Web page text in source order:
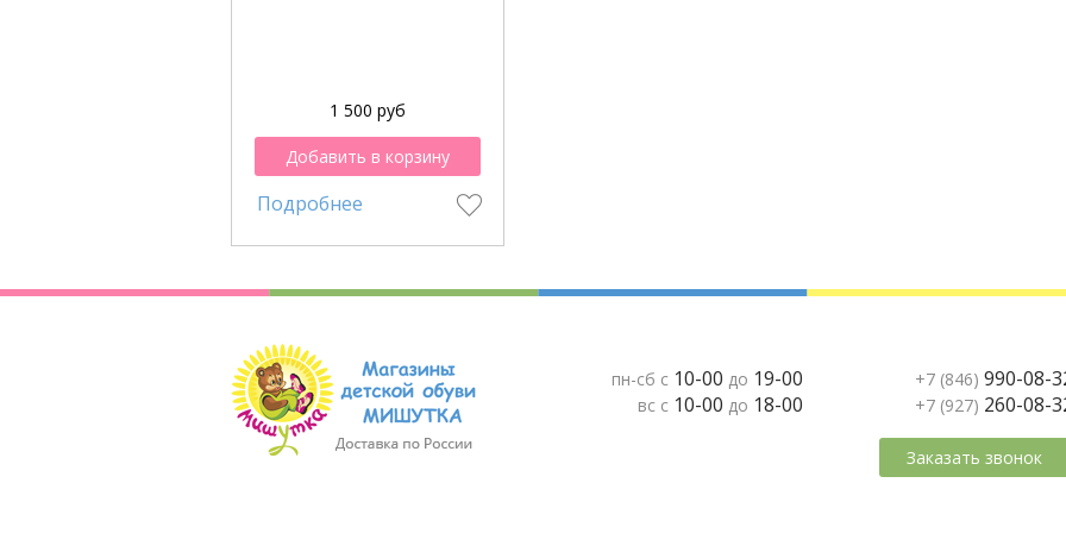
1 500 руб
Добавить в корзину
Подробнее
пн-сб с 10-00 до 19-00
вс с 10-00 до 18-00
+7 (846) 990-08-
+7 (927) 260-08-
Заказать звонок